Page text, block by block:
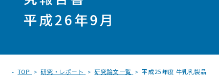
平成26年9月
TOP 研究・レポート 研究論文一覧
平成25年度 牛乳乳製品